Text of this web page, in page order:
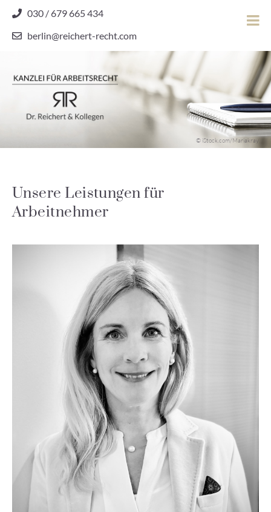
content
030 / 679 665 434
berlin@reichert-recht.com
Dr.
Reichert
© iStock.com/Mariakray
Unsere Leistungen für
Arbeitnehmer